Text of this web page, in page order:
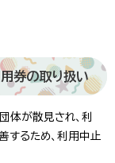
券の取り扱い
体が散見され、利
するため、利用中止